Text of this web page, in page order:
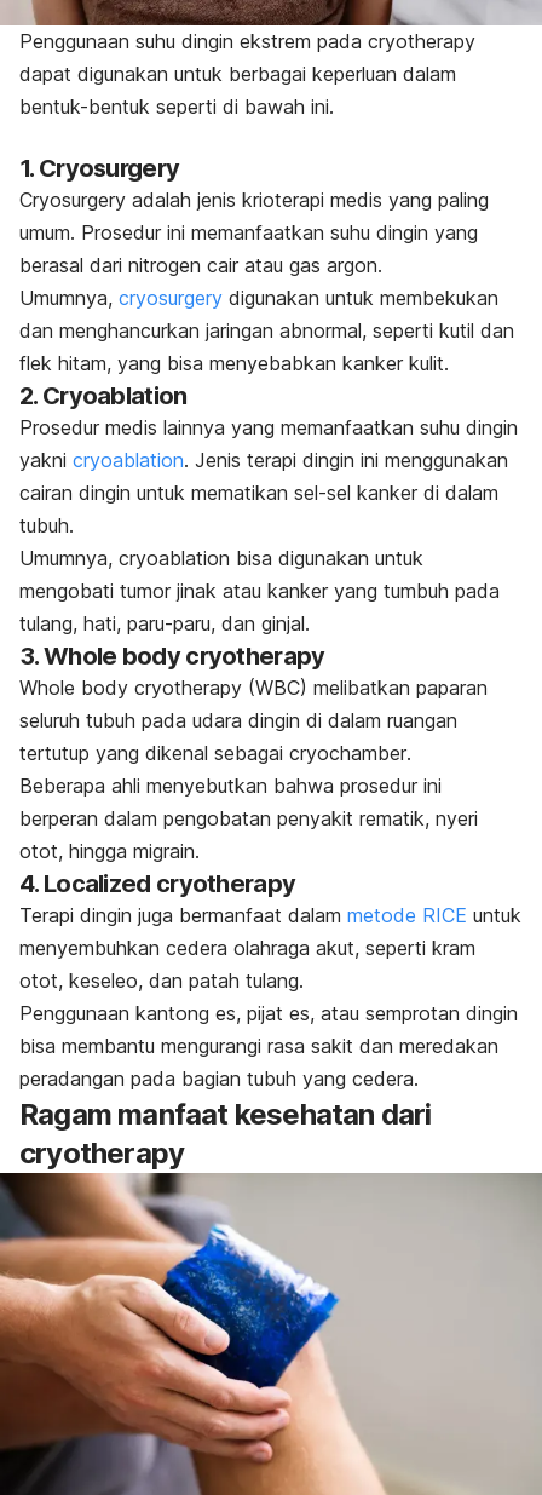
Penggunaan suhu dingin ekstrem pada cryotherapy
dapat digunakan untuk berbagai keperluan dalam
bentuk-bentuk seperti di bawah ini.
1. Cryosurgery
Cryosurgery adalah jenis krioterapi medis yang paling
umum. Prosedur ini memanfaatkan suhu dingin yang
berasal dari nitrogen cair atau gas argon.
Umumnya, cryosurgery digunakan untuk membekukan
dan menghancurkan jaringan abnormal, seperti kutil dan
flek hitam, yang bisa menyebabkan kanker kulit.
2. Cryoablation
Prosedur medis lainnya yang memanfaatkan suhu dingin
yakni cryoablation. Jenis terapi dingin ini menggunakan
cairan dingin untuk mematikan sel-sel kanker di dalam
tubuh.
Umumnya, cryoablation bisa digunakan untuk
mengobati tumor jinak atau kanker yang tumbuh pada
tulang, hati, paru-paru, dan ginjal.
3.Whole body cryotherapy
Whole body cryotherapy (WBC) melibatkan paparan
seluruh tubuh pada udara dingin di dalam ruangan
tertutup yang dikenal sebagai cryochamber.
Beberapa ahli menyebutkan bahwa prosedur ini
berperan dalam pengobatan penyakit rematik, nyeri
otot, hingga migrain.
4. Localized cryotherapy
Terapi dingin juga bermanfaat dalam metode RICE untuk
menyembuhkan cedera olahraga akut, seperti kram
otot, keseleo, dan patah tulang.
Penggunaan kantong es, pijat es, atau semprotan dingin
bisa membantu mengurangi rasa sakit dan meredakan
peradangan pada bagian tubuh yang cedera.
Ragam manfaat kesehatan dari
cryotherapy